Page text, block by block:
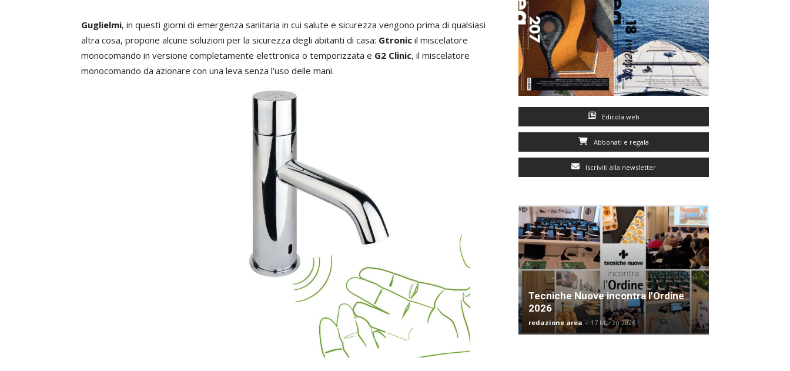
Guglielmi, in questi giorni di emergenza sanitaria in cui salute e sicurezza vengono prima di qualsiasi
altra cosa, propone alcune soluzioni per la sicurezza degli abitanti di casa: Gtronic il miscelatore
monocomando in versione completamente elettronica o temporizzata e G2 Clinic, il miscelatore
monocomando da azionare con una leva senza l’uso delle mani.
Edicola web
Abbonati e regala
Iscriviti alla newsletter
Tecniche Nuove incontra l’Ordine
2026
redazione area - 17 Marzo 2026